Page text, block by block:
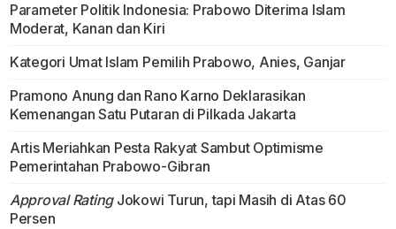
Parameter Politik Indonesia: Prabowo Diterima Islam
Moderat, Kanan dan Kiri
Kategori Umat Islam Pemilih Prabowo, Anies, Ganjar
Pramono Anung dan Rano Karno Deklarasikan
Kemenangan Satu Putaran di Pilkada Jakarta
Artis Meriahkan Pesta Rakyat Sambut Optimisme
Pemerintahan Prabowo-Gibran
Approval RatingJokowi Turun, tapi Masih di Atas 60
Persen